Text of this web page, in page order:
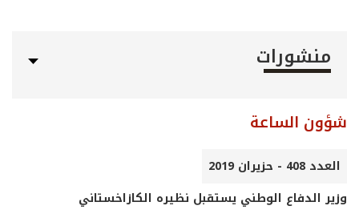
منشورات
شؤون الساعة
العدد 408 - حزيران 2019
وزير الدفاع الوطني يستقبل نظيره الكازاخستاني